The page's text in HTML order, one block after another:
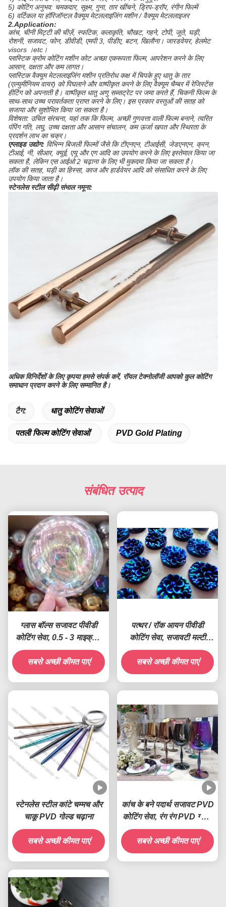
5) कोटिंग अनुभव: चमकदार, सूक्ष्म, गुना, तार खींचने, ड्रिप-ड्रॉप, रंगीन फिल्में
6) वर्टिकल या हॉरिजॉन्टल वैक्यूम मेटललाइजिंग मशीन / वैक्यूम मेटललाइजर
2.Application:
कांच, चीनी मिट्टी की चीज़ें, स्फटिक, कलाकृति, चौखट, गहने, टोपी, जूते, घड़ी,
रोशनी, सजावट, फोन, डीवीडी, एमपी 3, पीडीए, बटन, खिलौना। जारडवेयर, हेलमेट
visors ।etc।
प्लास्टिक क्रोम कोटिंग मशीन कोट अच्छा एकरूपता फिल्म, आपरेशन करने के लिए
आसान, दक्षता और कम लागत।
प्लास्टिक वैक्यूम मेटललाइजिंग मशीन प्रतिरोध कक्ष में चिपके हुए धातु के तार
(एल्युमीनियम वायर) को पिघलाने और वाष्पीकृत करने के लिए वैक्यूम चैम्बर में रेजिस्टेंस
हीटिंग को अपनाती है। वाष्पीकृत धातु अणु सब्सट्रेट पर जमा करते हैं, चिकनी फिल्म के
साथ-साथ उच्च परावर्तकता प्राप्त करने के लिए। इस प्रकार वस्तुओं की सतह को
सजाया और सुशोभित किया जा सकता है।
विशेषता: उचित संरचना, यहां तक ​​कि फिल्म, अच्छी गुणवत्ता वाली फिल्म बनाने, त्वरित
पंपिंग गति, लघु, उच्च दक्षता और आसान संचालन, कम ऊर्जा खपत और स्थिरता के
प्रदर्शन लाभ का चक्र।
एप्लाइड उद्योग: विभिन्न बिजली फिल्मों जैसे कि टीएनएन, टीआईसी, जेडएनएन, क्रन,
टीआई, नी, सीआर, क्यूई, एयू और एग आदि का उपयोग करने के लिए इस्तेमाल किया जा
सकता है, लेकिन एस आईओ 2 चढ़ाना के लिए भी मुकदमा किया जा सकता है।
लॉक की सतह, घड़ी का हिस्सा, काज और हार्डवेयर आदि को संसाधित करने के लिए
उपयोग किया जाता है।
स्टेनलेस स्टील सीढ़ी संभाल नमूना:
अधिक विनिर्देशों के लिए कृपया हमसे संपर्क करें, रॉयल टेक्नोलॉजी आपको कुल कोटिंग
समाधान प्रदान करने के लिए सम्मानित है।
टैग: धातु कोटिंग सेवाओं
पतली फिल्म कोटिंग सेवाओं PVD Gold Plating
संबंधित उत्पाद
ग्लास बॉल्स सजावट पीवीडी
कोटिंग सेवा, 0.5 - 3 माइक्रोन
फिल्म, कैथोडिक आर्क चढ़ाना
सबसे अच्छी कीमत पाएं
पत्थर / रॉक आयन पीवीडी
कोटिंग सेवा, सजावटी मल्टी
कलर्स पीवीडी चढ़ाना
सबसे अच्छी कीमत पाएं
स्टेनलेस स्टील कांटे चम्मच और
चाकू PVD गोल्ड चढ़ाना
सबसे अच्छी कीमत पाएं
कांच के बने पदार्थ सजावट PVD
कोटिंग सेवा, रंग रंग PVD ग्लास
कोटिंग सेवा
सबसे अच्छी कीमत पाएं